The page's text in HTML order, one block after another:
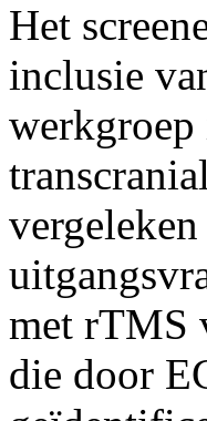
Het
inclusie
werkgroep
met rTMS
die door